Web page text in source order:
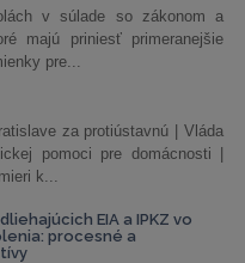
v súlade so zákonom a
majú priniesť primeranejšie
pre...
za protiústavnú | Vláda
pomoci pre domácnosti |
k...
EIA a IPKZ vo
procesné a